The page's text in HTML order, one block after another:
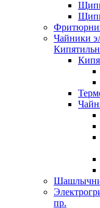
Чайники
пр.